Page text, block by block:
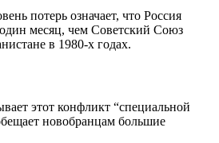
потерь означает, что Россия
месяц, чем Советский Союз
в 1980-х годах.
этот конфликт “специальной
новобранцам большие